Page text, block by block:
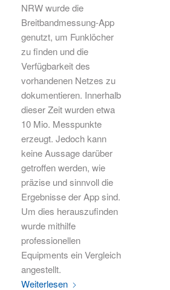
NRW wurde die
Breitbandmessung-App
genutzt, um Funklöcher
zu finden und die
Verfügbarkeit des
vorhandenen Netzes zu
dokumentieren. Innerhalb
dieser Zeit wurden etwa
10 Mio. Messpunkte
erzeugt. Jedoch kann
keine Aussage darüber
getroffen werden, wie
präzise und sinnvoll die
Ergebnisse der App sind.
Um dies herauszufinden
wurde mithilfe
professionellen
Equipments ein Vergleich
angestellt.
Weiterlesen